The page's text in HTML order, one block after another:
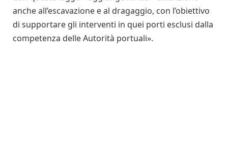
anche all’escavazione e al dragaggio, con l’obiettivo
di supportare gli interventi in quei porti esclusi dalla
competenza delle Autorità portuali».